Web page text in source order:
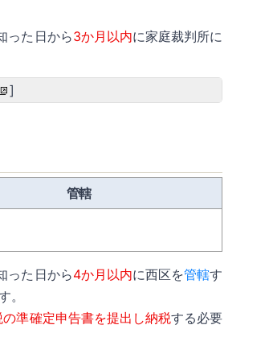
った日から3か月以内に家庭裁判所に
]
管轄
った日から4か月以内に西区を管轄す
。
の準確定申告書を提出し納税する必要